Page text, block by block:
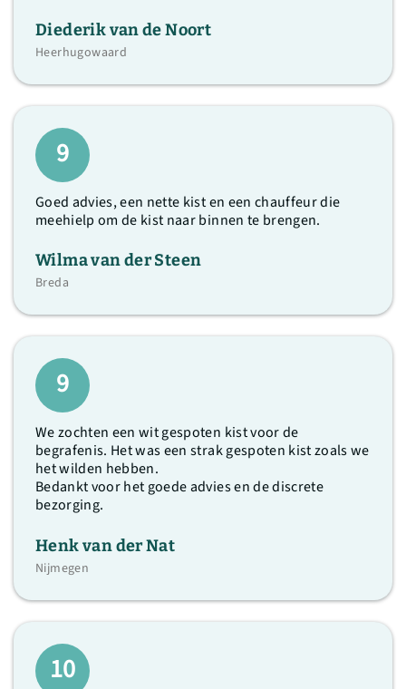
Diederik van de Noort
Heerhugowaard
9
Goed advies, een nette kist en een chauffeur die
meehielp om de kist naar binnen te brengen.
Wilma van der Steen
Breda
9
We zochten een wit gespoten kist voor de
begrafenis. Het was een strak gespoten kist zoals we
het wilden hebben.
Bedankt voor het goede advies en de discrete
bezorging.
Henk van der Nat
Nijmegen
10